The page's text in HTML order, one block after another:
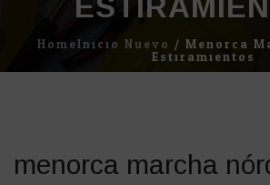
HomeInicio Nuevo / Menorca
Estiramientos
menorca marcha